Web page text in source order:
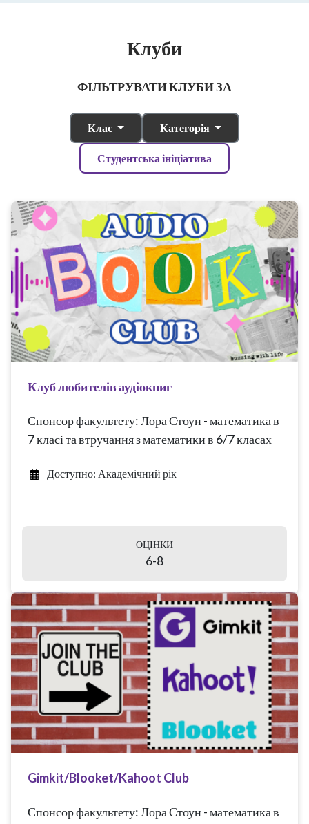
Клуби
ФІЛЬТРУВАТИ КЛУБИ ЗА
Клас Категорія
Студентська ініціатива
Клуб любителів аудіокниг
Спонсор факультету: Лора Стоун - математика в
7 класі та втручання з математики в 6/7 класах
Доступно: Академічний рік
ОЦІНКИ
6-8
Gimkit/Blooket/Kahoot Club
Спонсор факультету: Лора Стоун - математика в